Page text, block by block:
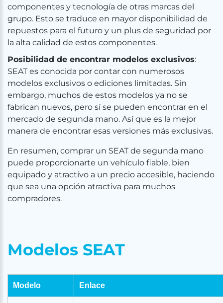
componentes y tecnología de otras marcas del
grupo. Esto se traduce en mayor disponibilidad de
repuestos para el futuro y un plus de seguridad por
la alta calidad de estos componentes.
Posibilidad de encontrar modelos exclusivos:
SEAT es conocida por contar con numerosos
modelos exclusivos o ediciones limitadas. Sin
embargo, muchos de estos modelos ya no se
fabrican nuevos, pero sí se pueden encontrar en el
mercado de segunda mano. Así que es la mejor
manera de encontrar esas versiones más exclusivas.
En resumen, comprar un SEAT de segunda mano
puede proporcionarte un vehículo fiable, bien
equipado y atractivo a un precio accesible, haciendo
que sea una opción atractiva para muchos
compradores.
Modelos SEAT
Modelo Enlace